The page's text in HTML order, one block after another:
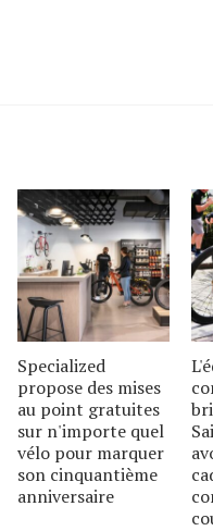
Specialized
propose des mises
au point gratuites
sur n'importe quel
vélo pour marquer
son cinquantième
anniversaire